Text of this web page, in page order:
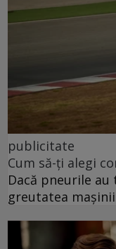
publicitate
Cum să-ți alegi
Dacă pneurile
greutatea